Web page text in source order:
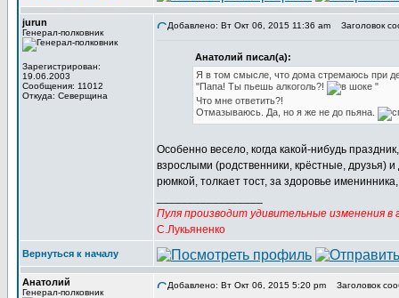
jurun
Генерал-полковник
Зарегистрирован:
19.06.2003
Сообщения: 11012
Откуда: Северщина
Добавлено: Вт Окт 06, 2015 11:36 am Заголовок
Анатолий писал(а):
Я в том смысле, что дома стремаюсь при
"Папа! Ты пьешь алкоголь?!
"
Что мне ответить?!
Отмазываюсь. Да, но я же не до пьяна.
Особенно весело, когда какой-нибудь
взрослыми (родственники, крёстные, друзья)
рюмкой, толкает тост, за здоровье
Пуля производит удивительные изменения в
С.Лукьяненко
Вернуться к началу
Анатолий
Генерал-полковник
Добавлено: Вт Окт 06, 2015 5:20 pm Заголовок